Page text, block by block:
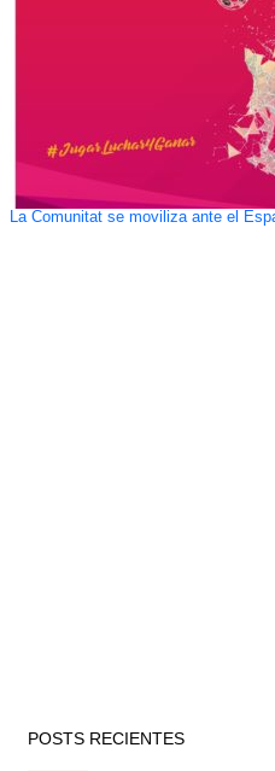
La Comunitat se moviliza ante el
POSTS RECIENTES